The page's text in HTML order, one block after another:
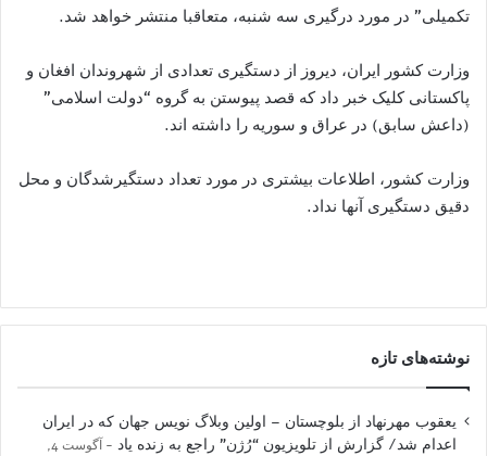
تکمیلی” در مورد درگیری سه شنبه، متعاقبا منتشر خواهد شد.
وزارت کشور ایران، دیروز از دستگیری تعدادی از شهروندان افغان و
پاکستانی کلیک خبر داد که قصد پیوستن به گروه “دولت اسلامی”
(داعش سابق) در عراق و سوریه را داشته اند.
وزارت کشور، اطلاعات بیشتری در مورد تعداد دستگیرشدگان و محل
دقیق دستگیری آنها نداد.
نوشته‌های تازه
یعقوب مهرنهاد از بلوچستان – اولین وبلاگ نویس جهان که در ایران
اعدام شد/ گزارش از تلویزیون “رُژن” راجع به زنده یاد
آگوست 4,